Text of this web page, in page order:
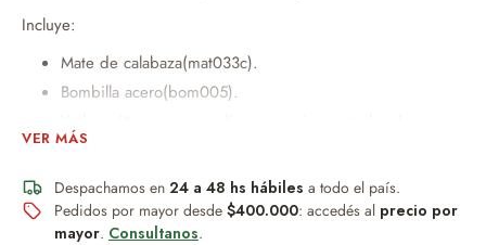
Incluye:
Mate de calabaza(mat033c).
Bombilla acero(bom005).
prástico de 10cm x 8dm.
Yerbera/Azucarera grande con pico vertedor de plástico
14cm x 27cm x 8dm
Bolso canasto matero , Mide 22cm x 11cm de base x
VER MÁS
Despachamos en 24 a 48 hs hábiles a todo el país.
Pedidos por mayor desde $400.000: accedés al precio por
mayor. Consultanos.